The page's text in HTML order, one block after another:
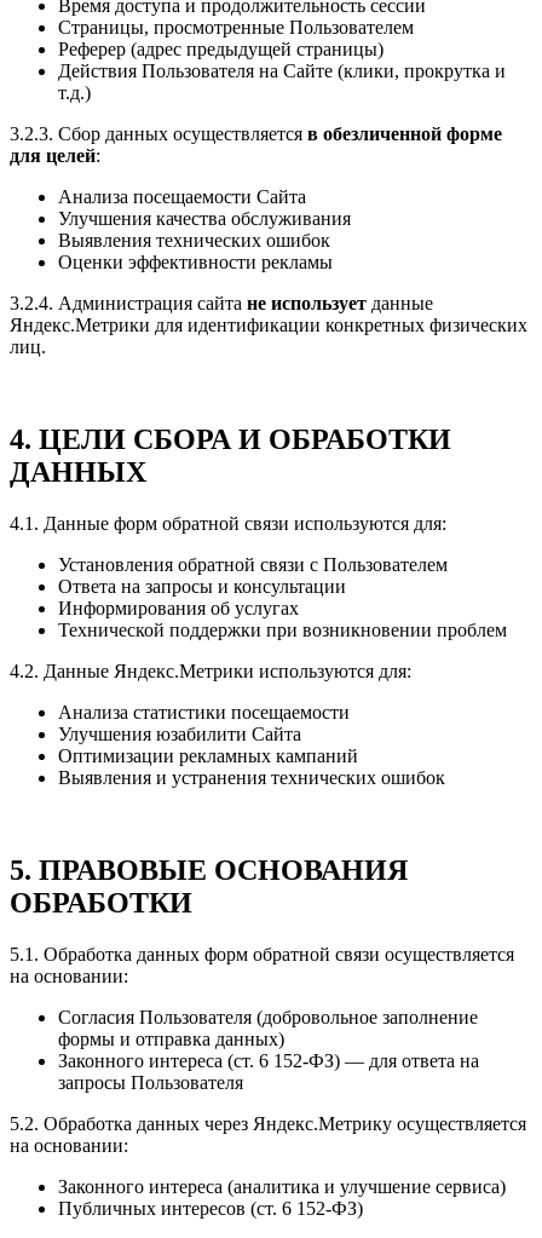
Время доступа и продолжительность сессии
Страницы, просмотренные Пользователем
Реферер (адрес предыдущей страницы)
Действия Пользователя на Сайте (клики, прокрутка и
т.д.)
3.2.3. Сбор данных осуществляется в обезличенной форме
для целей:
Анализа посещаемости Сайта
Улучшения качества обслуживания
Выявления технических ошибок
Оценки эффективности рекламы
3.2.4. Администрация сайта не использует данные
Яндекс.Метрики для идентификации конкретных физических
лиц.
4. ЦЕЛИ СБОРА И ОБРАБОТКИ
ДАННЫХ
4.1. Данные форм обратной связи используются для:
Установления обратной связи с Пользователем
Ответа на запросы и консультации
Информирования об услугах
Технической поддержки при возникновении проблем
4.2. Данные Яндекс.Метрики используются для:
Анализа статистики посещаемости
Улучшения юзабилити Сайта
Оптимизации рекламных кампаний
Выявления и устранения технических ошибок
5. ПРАВОВЫЕ ОСНОВАНИЯ
ОБРАБОТКИ
5.1. Обработка данных форм обратной связи осуществляется
на основании:
Согласия Пользователя (добровольное заполнение
формы и отправка данных)
Законного интереса (ст. 6 152-ФЗ) — для ответа на
запросы Пользователя
5.2. Обработка данных через Яндекс.Метрику осуществляется
на основании:
Законного интереса (аналитика и улучшение сервиса)
Публичных интересов (ст. 6 152-ФЗ)